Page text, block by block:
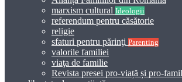
marxism cultural Ideologii
referendum pentru căsătorie
religie
sfaturi pentru părinţi Parenting
valorile familiei
viaţa de familie
Revista presei pro-viață și pro-